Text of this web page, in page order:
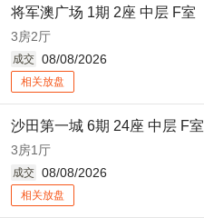
将军澳广场 1期 2座 中层 F室
3房2厅
成交 08/08/2026
相关放盘
沙田第一城 6期 24座 中层 F室
3房1厅
成交 08/08/2026
相关放盘